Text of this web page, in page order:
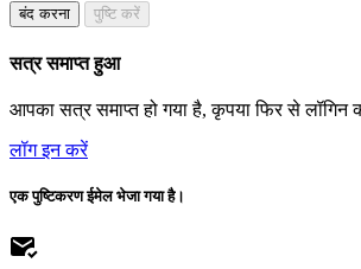
बंद करना पुष्टि करें
सत्र समाप्त हुआ
आपका सत्र समाप्त हो गया है, कृपया फिर से लॉगिन
लॉग इन करें
एक पुष्टिकरण ईमेल भेजा गया है।